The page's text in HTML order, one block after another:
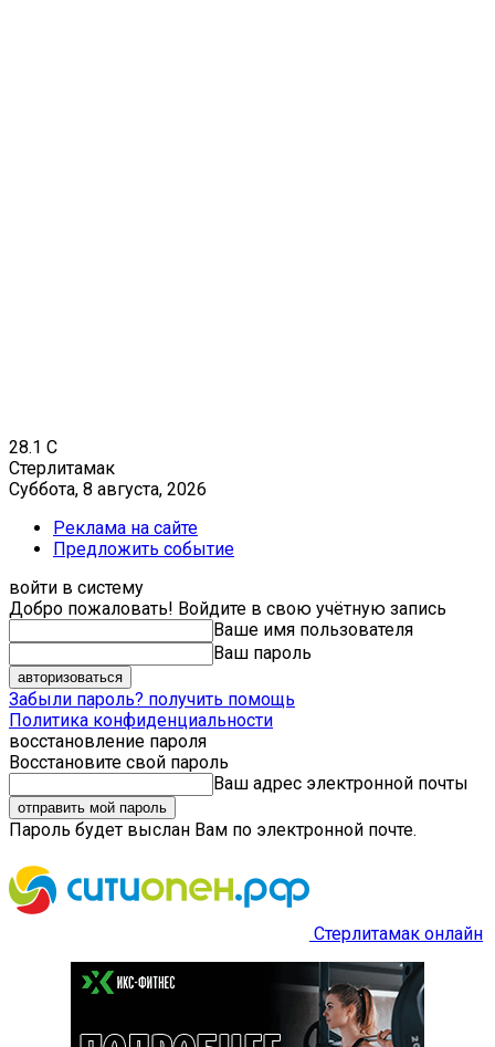
28.1 C
Стерлитамак
Суббота, 8 августа, 2026
Реклама на сайте
Предложить событие
войти в систему
Добро пожаловать! Войдите в свою учётную запись
Ваше имя пользователя
Ваш пароль
Забыли пароль? получить помощь
Политика конфиденциальности
восстановление пароля
Восстановите свой пароль
Ваш адрес электронной почты
Пароль будет выслан Вам по электронной почте.
Стерлитамак онлайн